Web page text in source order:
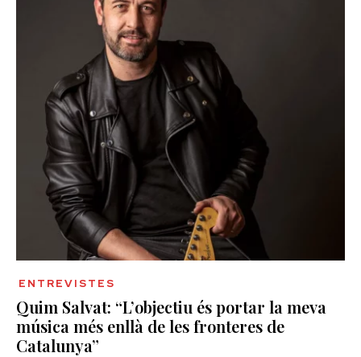
ENTREVISTES
Quim Salvat: “L’objectiu és portar la meva
música més enllà de les fronteres de
Catalunya”